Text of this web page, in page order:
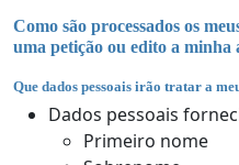
Como são processados os
uma petição ou edito a minha
Que dados pessoais irão tratar a
Dados pessoais
Primeiro nome